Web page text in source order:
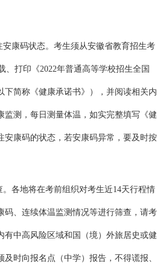
康码状态。考生须从安徽省教育招生考
、打印《2022年普通高等学校招生全国
下简称《健康承诺书》），并阅读相关内
监测，每日测量体温，如实完整填写《健
安康码的状态，若安康码异常，要及时按
各地将在考前组织对考生近14天行程情
码、连续体温监测情况等进行筛查，请考
有中高风险区域和国（境）外旅居史或健
时向报名点（中学）报告，不得谎报、